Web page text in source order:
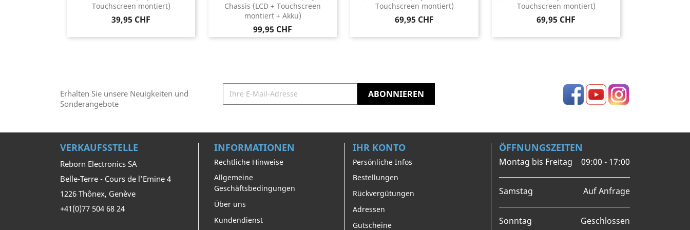
Touchscreen montiert)
Preis
39,95 CHF
Chassis (LCD + Touchscreen
montiert + Akku)
Preis
99,95 CHF
Touchscreen montiert)
Preis
69,95 CHF
Touchscreen montiert)
Preis
69,95 CHF
Erhalten Sie unsere Neuigkeiten und
Sonderangebote
FacebookYouTubeInstagram
VERKAUFSSTELLE
Reborn Electronics SA
Belle-Terre - Cours de l’Emine 4
1226 Thônex, Genève
+41(0)77 504 68 24
INFORMATIONEN
Rechtliche Hinweise
Allgemeine
Geschäftsbedingungen
Über uns
Kundendienst
IHR KONTO
Persönliche Infos
Bestellungen
Rückvergütungen
Adressen
Gutscheine
ÖFFNUNGSZEITEN
Montag bis Freitag 09:00 - 17:00
Samstag Auf Anfrage
Sonntag Geschlossen